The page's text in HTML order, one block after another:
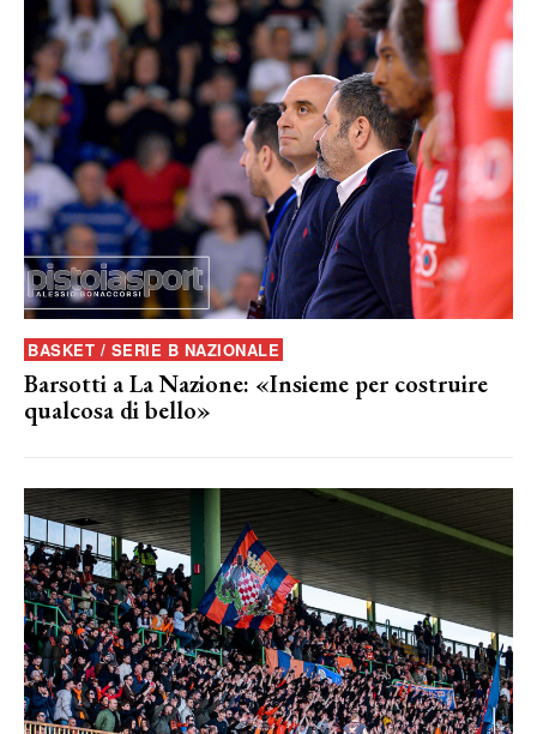
BASKET / SERIE B NAZIONALE
Barsotti a La Nazione: «Insieme per costruire
qualcosa di bello»